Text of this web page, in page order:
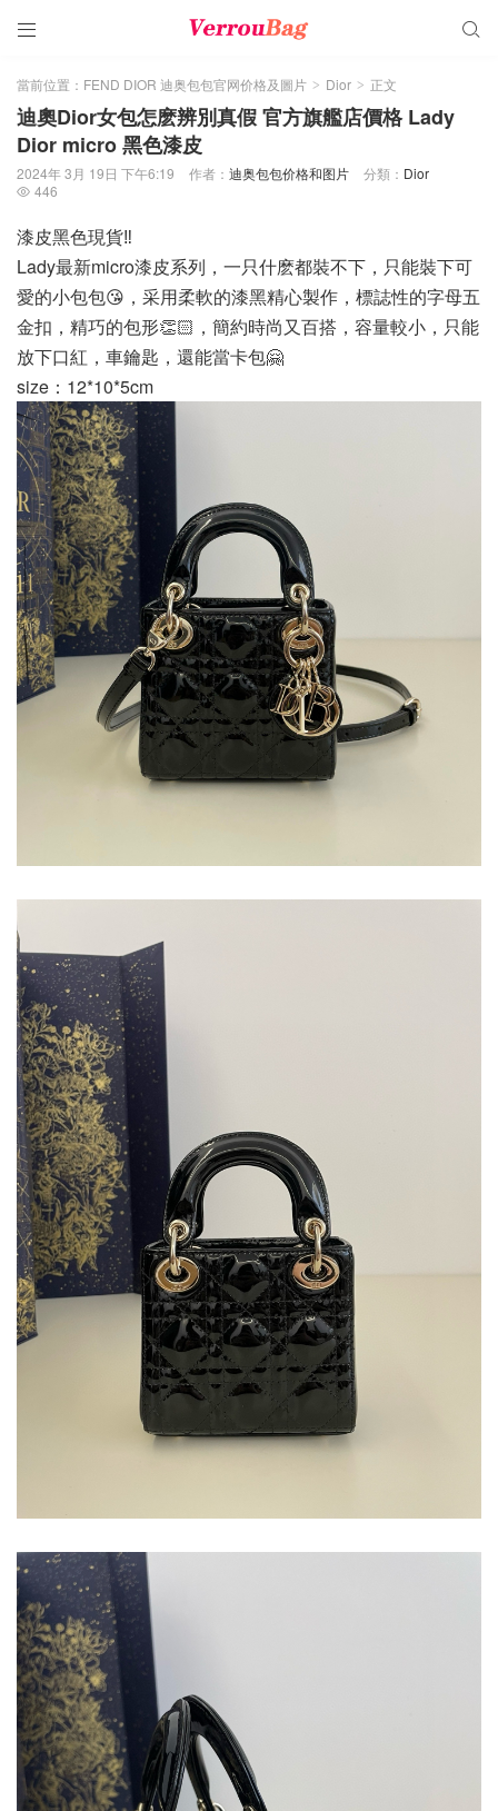
 
當前位置： FEND DIOR 迪奥包包官网价格及圖片 > Dior > 正文
迪奧Dior女包怎麽辨別真假 官方旗艦店價格 Lady
Dior micro 黑色漆皮
2024年 3月 19日 下午6:19 作者： 迪奥包包价格和图片 分類： Dior
 446
漆皮黑色現貨‼️
Lady最新micro漆皮系列，一只什麽都裝不下，只能裝下可
愛的小包包😘，采用柔軟的漆黑精心製作，標誌性的字母五
金扣，精巧的包形👏🏻，簡約時尚又百搭，容量較小，只能
放下口紅，車鑰匙，還能當卡包🤗
size：12*10*5cm